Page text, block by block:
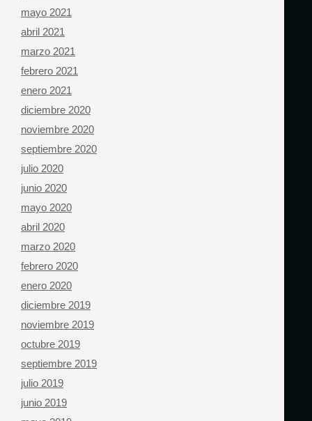
mayo 2021
abril 2021
marzo 2021
febrero 2021
enero 2021
diciembre 2020
noviembre 2020
septiembre 2020
julio 2020
junio 2020
mayo 2020
abril 2020
marzo 2020
febrero 2020
enero 2020
diciembre 2019
noviembre 2019
octubre 2019
septiembre 2019
julio 2019
junio 2019